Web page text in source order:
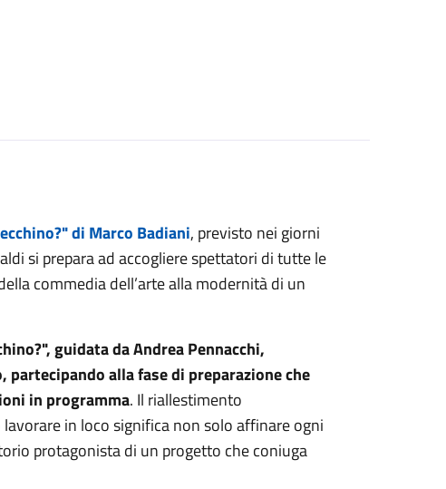
di Marco Badiani, previsto nei giorni
si prepara ad accogliere spettatori di tutte le
commedia dell’arte alla modernità di un
guidata da Andrea Pennacchi,
alla fase di preparazione che
in programma. Il riallestimento
in loco significa non solo affinare ogni
protagonista di un progetto che coniuga